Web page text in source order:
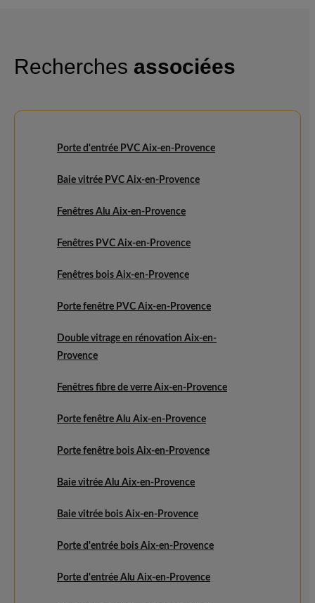
Recherches associées
Porte d'entrée PVC Aix-en-Provence
Baie vitrée PVC Aix-en-Provence
Fenêtres Alu Aix-en-Provence
Fenêtres PVC Aix-en-Provence
Fenêtres bois Aix-en-Provence
Porte fenêtre PVC Aix-en-Provence
Double vitrage en rénovation Aix-en-
Provence
Fenêtres fibre de verre Aix-en-Provence
Porte fenêtre Alu Aix-en-Provence
Porte fenêtre bois Aix-en-Provence
Baie vitrée Alu Aix-en-Provence
Baie vitrée bois Aix-en-Provence
Porte d'entrée bois Aix-en-Provence
Porte d'entrée Alu Aix-en-Provence